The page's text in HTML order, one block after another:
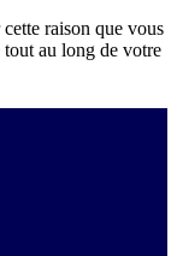
raison que vous
tout au long de votre